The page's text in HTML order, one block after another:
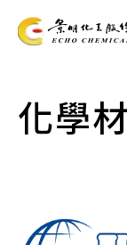
化學
關於我們
產品資訊